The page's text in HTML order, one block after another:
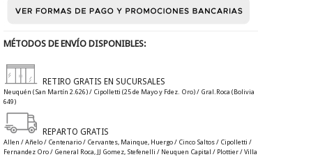
MÉTODOS DE ENVÍO DISPONIBLES:
RETIRO GRATIS EN SUCURSALES
Neuquén (San Martín 2.626) / Cipolletti (25 de Mayo y Fdez. Oro) / Gral.Roca (Bolivia
649)
REPARTO GRATIS
Allen / Añelo / Centenario / Cervantes, Mainque, Huergo / Cinco Saltos / Cipolletti /
Fernandez Oro / General Roca, JJ Gomez, Stefenelli / Neuquen Capital / Plottier / Villa